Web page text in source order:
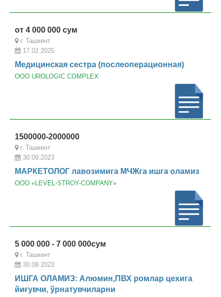
от 4 000 000 сум
г. Ташкент
17.02.2025
Медицинская сестра (послеоперационная)
ООО UROLOGIC COMPLEX
1500000-2000000
г. Ташкент
30.09.2023
МАРКЕТОЛОГ лавозимига МЧЖга ишга оламиз
ООО «LEVEL-STROY-COMPANY»
5 000 000 - 7 000 000сум
г. Ташкент
30.09.2023
ИШГА ОЛАМИЗ: Алюмин,ПВХ ромлар цехига
йиғувчи, ўрнатувчиларни